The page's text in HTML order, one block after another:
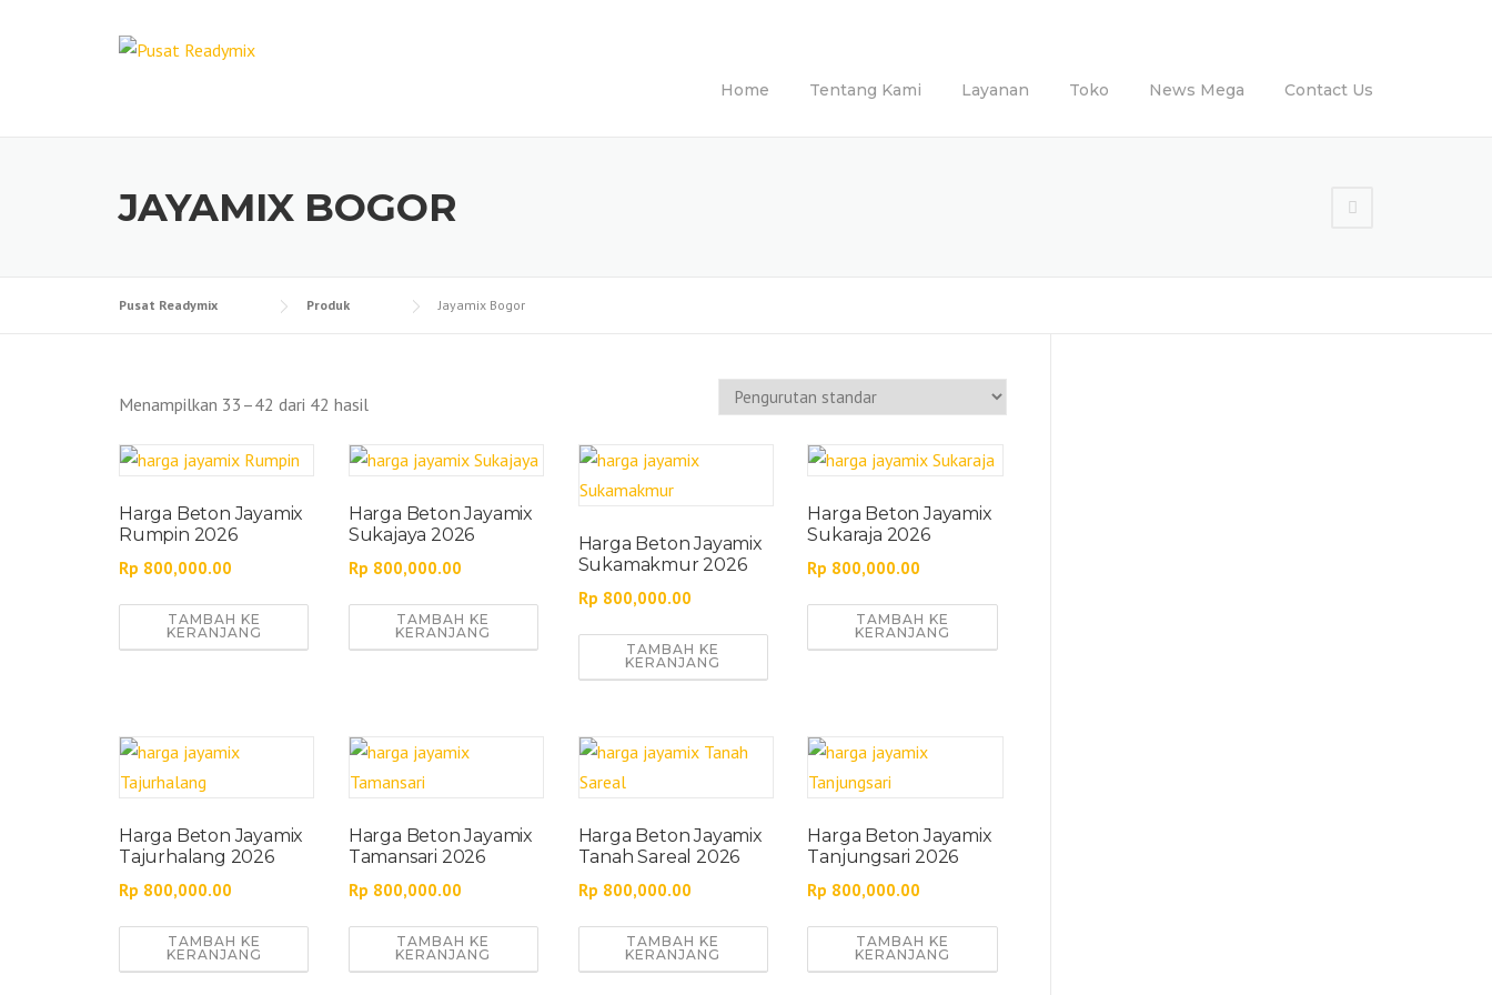
Home Tentang Kami Layanan Toko News Mega Contact Us
JAYAMIX BOGOR
Pusat Readymix Produk Jayamix Bogor
Menampilkan 33–42 dari 42 hasil
Harga Beton Jayamix
Rumpin 2026
Rp 800,000.00
TAMBAH KE
KERANJANG
Harga Beton Jayamix
Sukajaya 2026
Rp 800,000.00
TAMBAH KE
KERANJANG
Harga Beton Jayamix
Sukamakmur 2026
Rp 800,000.00
TAMBAH KE
KERANJANG
Harga Beton Jayamix
Sukaraja 2026
Rp 800,000.00
TAMBAH KE
KERANJANG
Harga Beton Jayamix
Tajurhalang 2026
Rp 800,000.00
TAMBAH KE
KERANJANG
Harga Beton Jayamix
Tamansari 2026
Rp 800,000.00
TAMBAH KE
KERANJANG
Harga Beton Jayamix
Tanah Sareal 2026
Rp 800,000.00
TAMBAH KE
KERANJANG
Harga Beton Jayamix
Tanjungsari 2026
Rp 800,000.00
TAMBAH KE
KERANJANG